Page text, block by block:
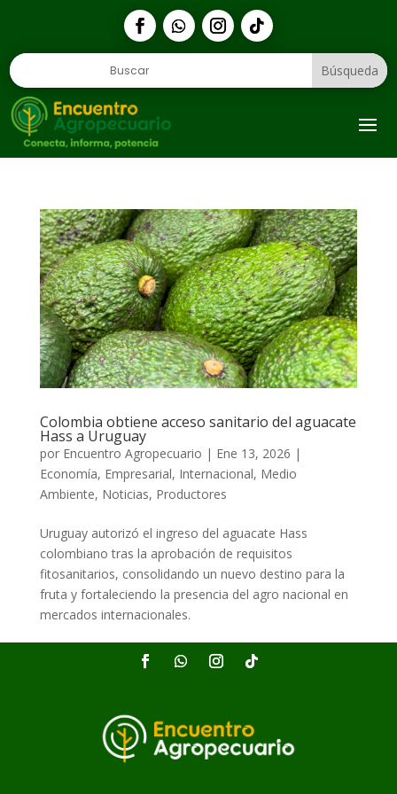
Colombia obtiene acceso sanitario del aguacate
Hass a Uruguay
por Encuentro Agropecuario | Ene 13, 2026 |
Economía, Empresarial, Internacional, Medio
Ambiente, Noticias, Productores
Uruguay autorizó el ingreso del aguacate Hass
colombiano tras la aprobación de requisitos
fitosanitarios, consolidando un nuevo destino para la
fruta y fortaleciendo la presencia del agro nacional en
mercados internacionales.